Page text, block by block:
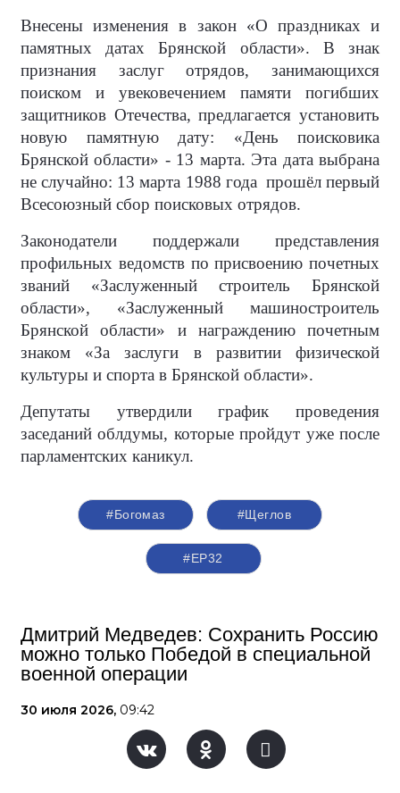
Внесены изменения в закон «О праздниках и
памятных датах Брянской области». В знак
признания заслуг отрядов, занимающихся
поиском и увековечением памяти погибших
защитников Отечества, предлагается установить
новую памятную дату: «День поисковика
Брянской области» - 13 марта. Эта дата выбрана
не случайно: 13 марта 1988 года прошёл первый
Всесоюзный сбор поисковых отрядов.
Законодатели поддержали представления
профильных ведомств по присвоению почетных
званий «Заслуженный строитель Брянской
области», «Заслуженный машиностроитель
Брянской области» и награждению почетным
знаком «За заслуги в развитии физической
культуры и спорта в Брянской области».
Депутаты утвердили график проведения
заседаний облдумы, которые пройдут уже после
парламентских каникул.
#Богомаз #Щеглов
#ЕР32
Дмитрий Медведев: Сохранить Россию
можно только Победой в специальной
военной операции
30 июля 2026, 09:42